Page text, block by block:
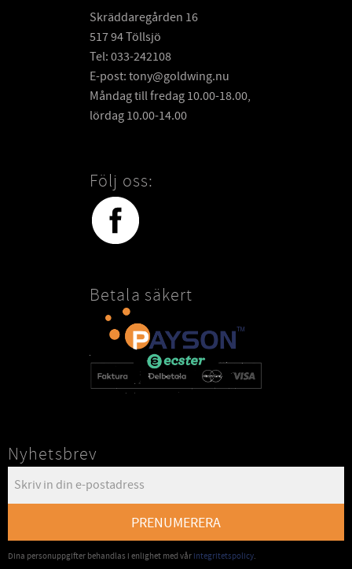
Skräddaregården 16
517 94 Töllsjö
Tel: 033-242108
E-post: tony@goldwing.nu
Måndag till fredag 10.00-18.00,
lördag 10.00-14.00
Följ oss:
Betala säkert
Nyhetsbrev
PRENUMERERA
Dina personuppgifter behandlas i enlighet med vår integritetspolicy.